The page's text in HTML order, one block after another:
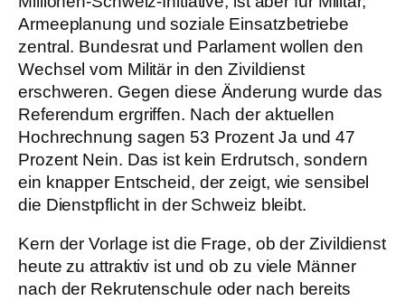
Armeeplanung und soziale Einsatzbetriebe
zentral. Bundesrat und Parlament wollen den
Wechsel vom Militär in den Zivildienst
erschweren. Gegen diese Änderung wurde das
Referendum ergriffen. Nach der aktuellen
Hochrechnung sagen 53 Prozent Ja und 47
Prozent Nein. Das ist kein Erdrutsch, sondern
ein knapper Entscheid, der zeigt, wie sensibel
die Dienstpflicht in der Schweiz bleibt.
Kern der Vorlage ist die Frage, ob der Zivildienst
heute zu attraktiv ist und ob zu viele Männer
nach der Rekrutenschule oder nach bereits